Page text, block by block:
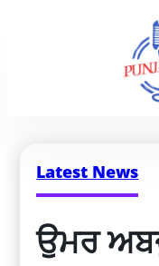
Latest News
ਉਮਰ